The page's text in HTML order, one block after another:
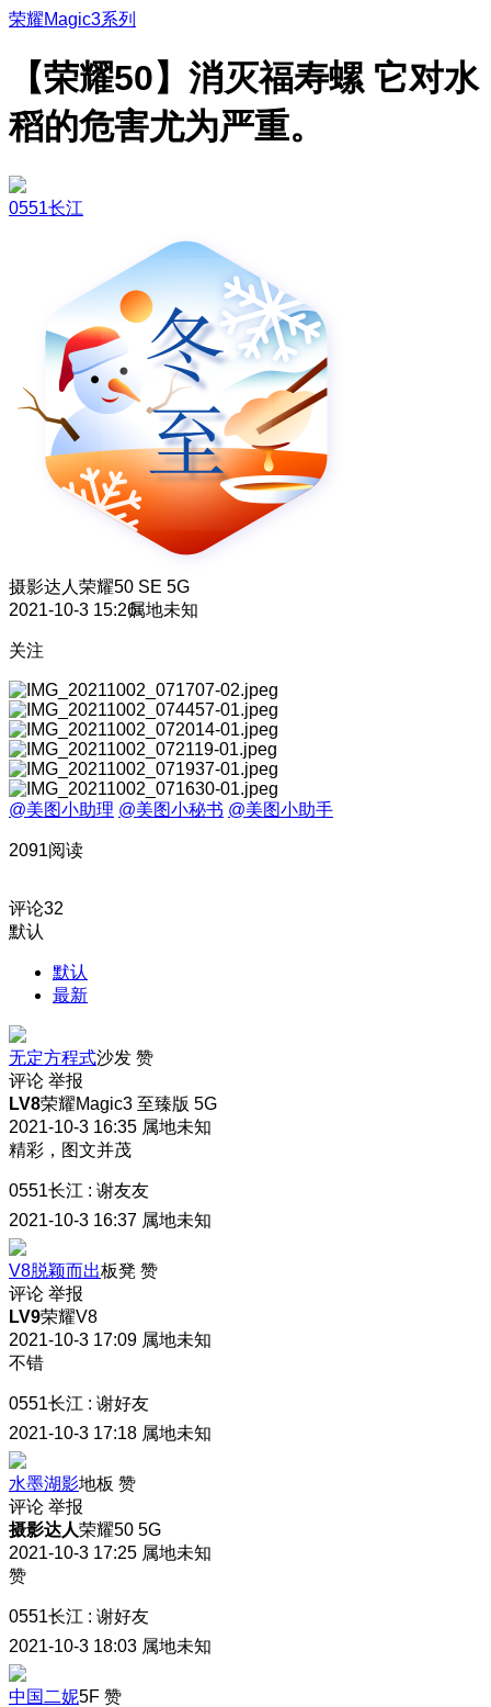
荣耀Magic3系列
【荣耀50】消灭福寿螺 它对水
稻的危害尤为严重。
0551长江
摄影达人 荣耀50 SE 5G
2021-10-3 15:26属地未知
关注
@美图小助理 @美图小秘书 @美图小助手
2091阅读
评论32
默认
默认
最新
无定方程式沙发 赞
评论 举报
LV8荣耀Magic3 至臻版 5G
2021-10-3 16:35 属地未知
精彩，图文并茂
0551长江 : 谢友友
2021-10-3 16:37 属地未知
V8脱颖而出板凳 赞
评论 举报
LV9荣耀V8
2021-10-3 17:09 属地未知
不错
0551长江 : 谢好友
2021-10-3 17:18 属地未知
水墨湖影地板 赞
评论 举报
摄影达人荣耀50 5G
2021-10-3 17:25 属地未知
赞
0551长江 : 谢好友
2021-10-3 18:03 属地未知
中国二妮5F 赞